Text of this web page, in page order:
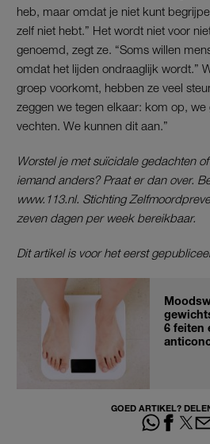
heb, maar omdat je niet kunt
zelf niet hebt.” Het wordt niet voor
genoemd, zegt ze. “Soms willen
omdat het lijden ondraaglijk wordt.”
groep voorkomt, hebben ze veel
zeggen we tegen elkaar: kom op, we
vechten. We kunnen dit aan.”
Worstel je met suïcidale gedachten
iemand anders? Praat er dan over.
www.113.nl. Stichting
zeven dagen per week bereikbaar.
Dit artikel is voor het eerst
6 feiten
GOED ARTIKEL?